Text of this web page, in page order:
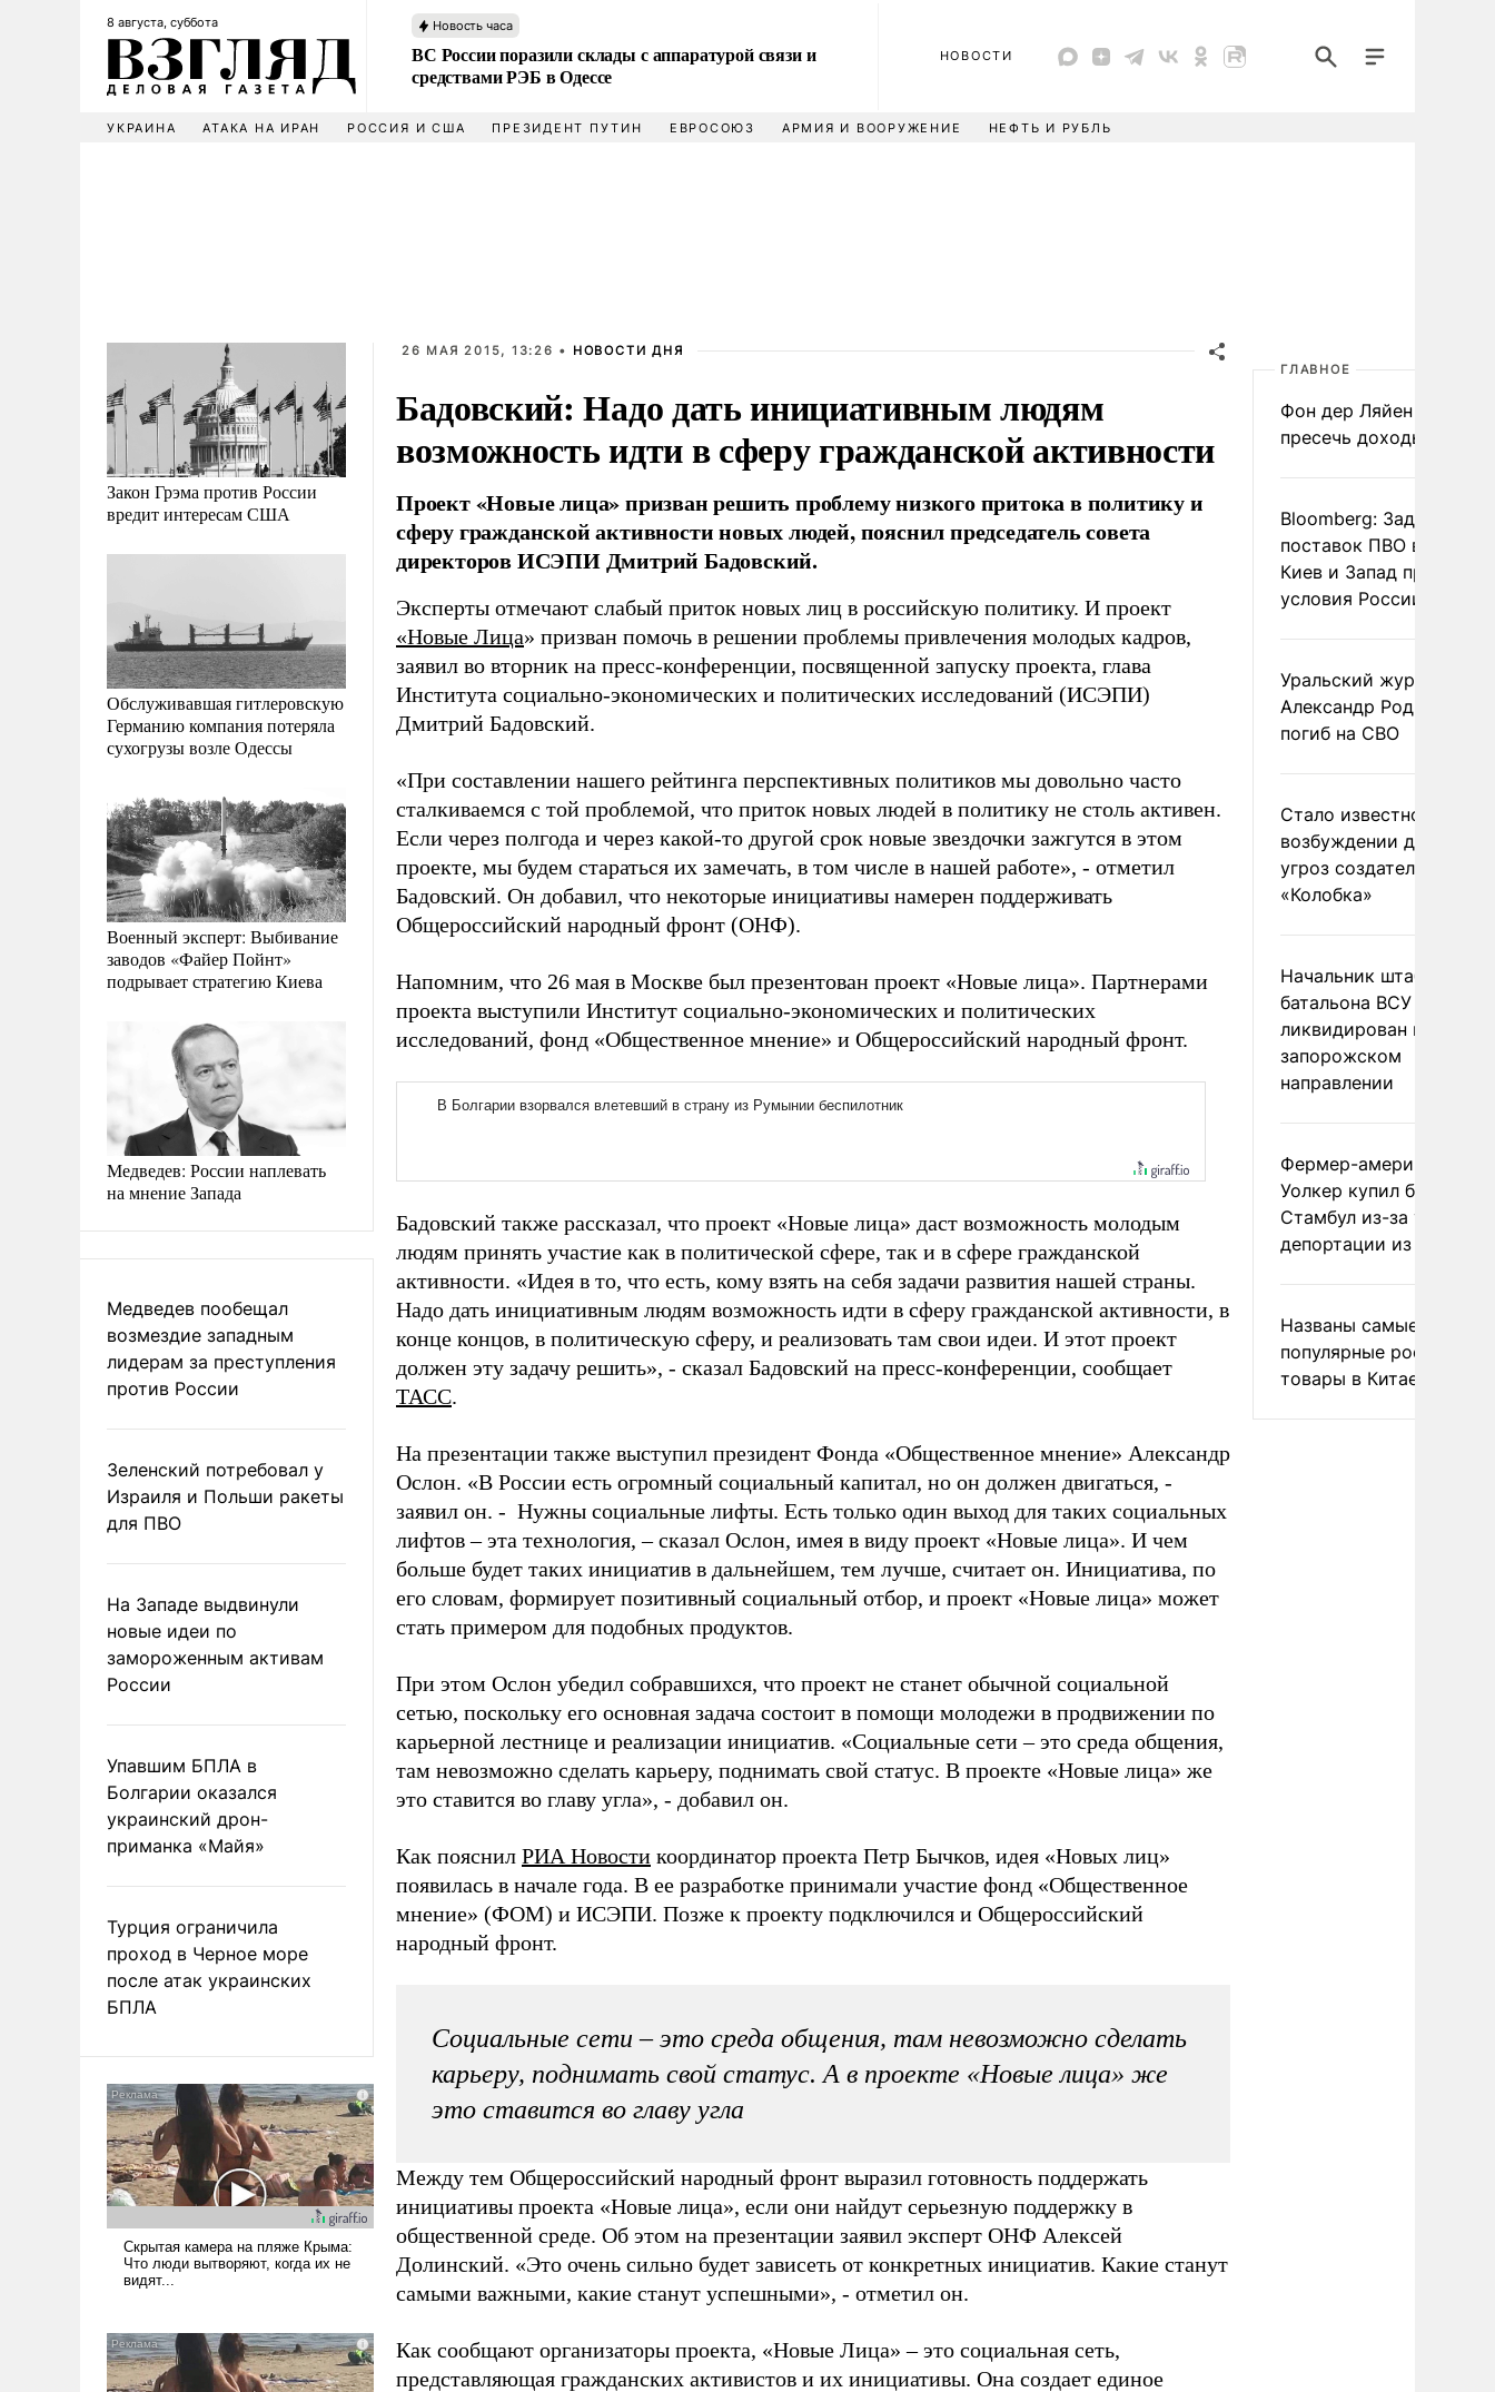
8 августа, суббота Новость часа
ВС России поразили склады с аппаратурой связи и
средствами РЭБ в Одессе
НОВОСТИ
УКРАИНА АТАКА НА ИРАН РОССИЯ И США ПРЕЗИДЕНТ ПУТИН ЕВРОСОЮЗ АРМИЯ И ВООРУЖЕНИЕ НЕФТЬ И РУБЛЬ
Закон Грэма против России
вредит интересам США
Обслуживавшая гитлеровскую
Германию компания потеряла
сухогрузы возле Одессы
Военный эксперт: Выбивание
заводов «Файер Пойнт»
подрывает стратегию Киева
Медведев: России наплевать
на мнение Запада
Медведев пообещал
возмездие западным
лидерам за преступления
против России
Зеленский потребовал у
Израиля и Польши ракеты
для ПВО
На Западе выдвинули
новые идеи по
замороженным активам
России
Упавшим БПЛА в
Болгарии оказался
украинский дрон-
приманка «Майя»
Турция ограничила
проход в Черное море
после атак украинских
БПЛА
26 МАЯ 2015, 13:26 • НОВОСТИ ДНЯ
Бадовский: Надо дать инициативным людям
возможность идти в сферу гражданской активности
Проект «Новые лица» призван решить проблему низкого притока в политику и
сферу гражданской активности новых людей, пояснил председатель совета
директоров ИСЭПИ Дмитрий Бадовский.
Эксперты отмечают слабый приток новых лиц в российскую политику. И проект
«Новые Лица» призван помочь в решении проблемы привлечения молодых кадров,
заявил во вторник на пресс-конференции, посвященной запуску проекта, глава
Института социально-экономических и политических исследований (ИСЭПИ)
Дмитрий Бадовский.
«При составлении нашего рейтинга перспективных политиков мы довольно часто
сталкиваемся с той проблемой, что приток новых людей в политику не столь активен.
Если через полгода и через какой-то другой срок новые звездочки зажгутся в этом
проекте, мы будем стараться их замечать, в том числе в нашей работе», - отметил
Бадовский. Он добавил, что некоторые инициативы намерен поддерживать
Общероссийский народный фронт (ОНФ).
Напомним, что 26 мая в Москве был презентован проект «Новые лица». Партнерами
проекта выступили Институт социально-экономических и политических
исследований, фонд «Общественное мнение» и Общероссийский народный фронт.
Бадовский также рассказал, что проект «Новые лица» даст возможность молодым
людям принять участие как в политической сфере, так и в сфере гражданской
активности. «Идея в то, что есть, кому взять на себя задачи развития нашей страны.
Надо дать инициативным людям возможность идти в сферу гражданской активности, в
конце концов, в политическую сферу, и реализовать там свои идеи. И этот проект
должен эту задачу решить», - сказал Бадовский на пресс-конференции, сообщает
ТАСС.
На презентации также выступил президент Фонда «Общественное мнение» Александр
Ослон. «В России есть огромный социальный капитал, но он должен двигаться, -
заявил он. - Нужны социальные лифты. Есть только один выход для таких социальных
лифтов – эта технология, – сказал Ослон, имея в виду проект «Новые лица». И чем
больше будет таких инициатив в дальнейшем, тем лучше, считает он. Инициатива, по
его словам, формирует позитивный социальный отбор, и проект «Новые лица» может
стать примером для подобных продуктов.
При этом Ослон убедил собравшихся, что проект не станет обычной социальной
сетью, поскольку его основная задача состоит в помощи молодежи в продвижении по
карьерной лестнице и реализации инициатив. «Социальные сети – это среда общения,
там невозможно сделать карьеру, поднимать свой статус. В проекте «Новые лица» же
это ставится во главу угла», - добавил он.
Как пояснил РИА Новости координатор проекта Петр Бычков, идея «Новых лиц»
появилась в начале года. В ее разработке принимали участие фонд «Общественное
мнение» (ФОМ) и ИСЭПИ. Позже к проекту подключился и Общероссийский
народный фронт.
Социальные сети – это среда общения, там невозможно сделать
карьеру, поднимать свой статус. А в проекте «Новые лица» же
это ставится во главу угла
Между тем Общероссийский народный фронт выразил готовность поддержать
инициативы проекта «Новые лица», если они найдут серьезную поддержку в
общественной среде. Об этом на презентации заявил эксперт ОНФ Алексей
Долинский. «Это очень сильно будет зависеть от конкретных инициатив. Какие станут
самыми важными, какие станут успешными», - отметил он.
Как сообщают организаторы проекта, «Новые Лица» – это социальная сеть,
представляющая гражданских активистов и их инициативы. Она создает единое
ГЛАВНОЕ
Фон дер Ляйен
пресечь доходы России
Bloomberg: Задержка
поставок ПВО вынудит
Киев и Запад принять
условия России
Уральский журналист
Александр Родионов
погиб на СВО
Стало известно о
возбуждении дела из-
угроз создателям
«Колобка»
Начальник штаба
батальона ВСУ
ликвидирован на
запорожском
направлении
Фермер-американец
Уолкер купил билет в
Стамбул из-за угрозы
депортации из России
Названы самые
популярные российские
товары в Китае